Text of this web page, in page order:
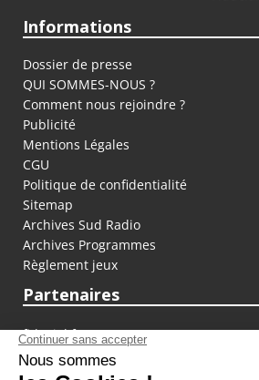
Informations
Dossier de presse
QUI SOMMES-NOUS ?
Comment nous rejoindre ?
Publicité
Mentions Légales
CGU
Politique de confidentialité
Sitemap
Archives Sud Radio
Archives Programmes
Règlement jeux
Partenaires
fiducial.fr
lyoncapitale.fr